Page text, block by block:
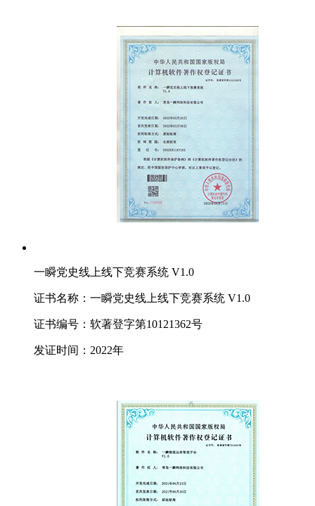
一瞬党史线上线下竞赛系统 V1.0
证书名称：一瞬党史线上线下竞赛系统 V1.0
证书编号：软著登字第10121362号
发证时间：2022年